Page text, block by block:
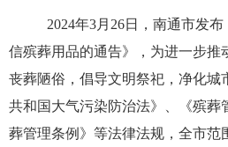
2024年3月26日，南通市发
信殡葬用品的通告》，为进一步推
丧葬陋俗，倡导文明祭祀，净化城
共和国大气污染防治法》、《殡葬
葬管理条例》等法律法规，全市范